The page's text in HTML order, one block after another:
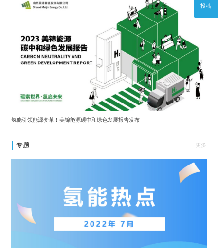
投稿
氢能引领能源变革！美锦能源碳中和绿色发展报告发布
专题 更多